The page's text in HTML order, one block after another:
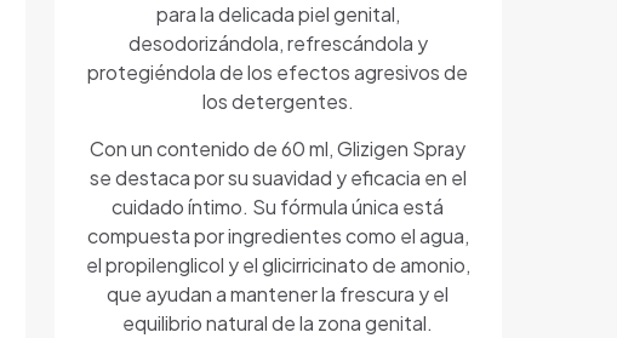
para la delicada piel genital,
desodorizándola, refrescándola y
protegiéndola de los efectos agresivos de
los detergentes.
Con un contenido de 60 ml, Glizigen Spray
se destaca por su suavidad y eficacia en el
cuidado íntimo. Su fórmula única está
compuesta por ingredientes como el agua,
el propilenglicol y el glicirricinato de amonio,
que ayudan a mantener la frescura y el
equilibrio natural de la zona genital.